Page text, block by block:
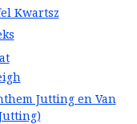
Kwartsz
Jutting en Van